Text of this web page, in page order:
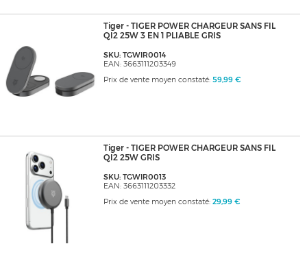
Tiger - TIGER POWER CHARGEUR SANS FIL
QI2 25W 3 EN 1 PLIABLE GRIS
SKU: TGWIR0014
EAN: 3663111203349
Prix de vente moyen constaté: 59,99 €
Tiger - TIGER POWER CHARGEUR SANS FIL
QI2 25W GRIS
SKU: TGWIR0013
EAN: 3663111203332
Prix de vente moyen constaté: 29,99 €